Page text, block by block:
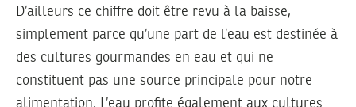
D’ailleurs ce chiffre doit être revu à la baisse,
simplement parce qu’une part de l’eau est destinée à
des cultures gourmandes en eau et qui ne
constituent pas une source principale pour notre
alimentation. L’eau profite également aux cultures